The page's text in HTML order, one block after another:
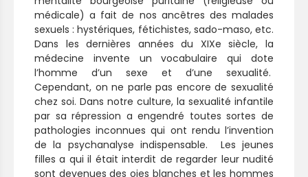
médicale) a fait de nos ancêtres des malades
sexuels : hystériques, fétichistes, sado-maso, etc.
Dans les dernières années du XIXe siècle, la
médecine invente un vocabulaire qui dote
l’homme d’un sexe et d’une sexualité.
Cependant, on ne parle pas encore de sexualité
chez soi. Dans notre culture, la sexualité infantile
par sa répression a engendré toutes sortes de
pathologies inconnues qui ont rendu l’invention
de la psychanalyse indispensable. Les jeunes
filles a qui il était interdit de regarder leur nudité
sont devenues des oies blanches et les hommes